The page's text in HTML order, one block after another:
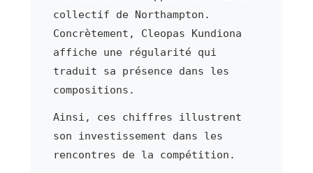
collectif de Northampton.
Concrètement, Cleopas Kundiona
affiche une régularité qui
traduit sa présence dans les
compositions.
Ainsi, ces chiffres illustrent
son investissement dans les
rencontres de la compétition.